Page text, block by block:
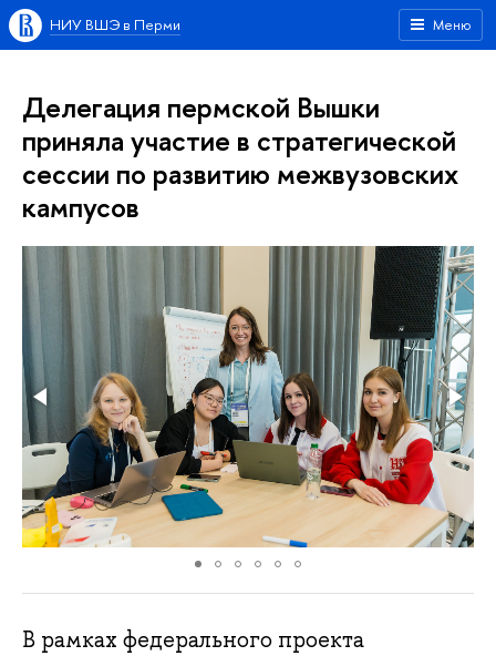
Меню
НИУ ВШЭ в Перми
Делегация пермской Вышки
приняла участие в стратегической
сессии по развитию межвузовских
кампусов
В рамках федерального проекта